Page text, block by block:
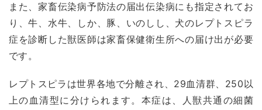
また、家畜伝染病予防法の届出伝染病にも指定されてお
り、牛、水牛、しか、豚、いのしし、犬のレプトスピラ
症を診断した獣医師は家畜保健衛生所への届け出が必要
です。
レプトスピラは世界各地で分離され、29血清群、250以
上の血清型に分けられます。本症は、人獣共通の細菌